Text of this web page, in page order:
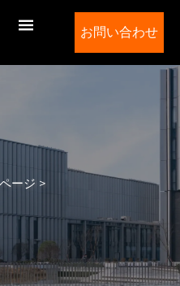
お問い合わせ
ージ >